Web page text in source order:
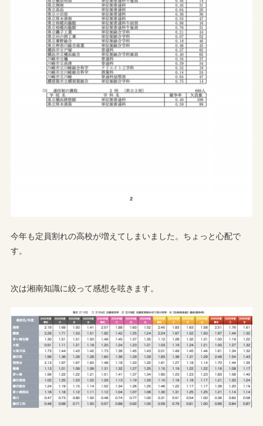
今年も定員割れの高校が増えてしまいました。ちょっと心配で
す。
次は湘南知識に絞って感想を呟きます。